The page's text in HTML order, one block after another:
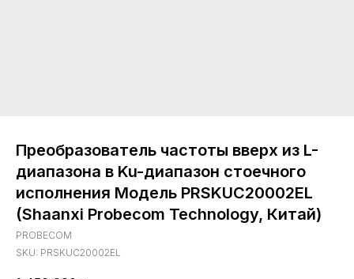
Преобразователь частоты вверх из L-
диапазона в Ku-диапазон стоечного
исполнения Модель PRSKUС20002EL
(Shaanxi Probecom Technology, Китай)
PROBECOM
SKU: PRSKUС20002EL